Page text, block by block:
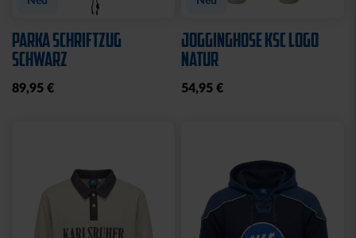
PARKA SCHRIFTZUG
SCHWARZ
89,95 €
JOGGINGHOSE KSC LOGO
NATUR
54,95 €